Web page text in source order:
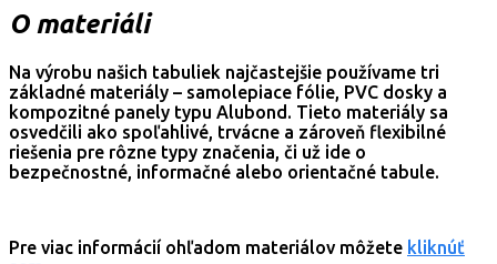
O materiáli
Na výrobu našich tabuliek najčastejšie používame tri
základné materiály – samolepiace fólie, PVC dosky a
kompozitné panely typu Alubond. Tieto materiály sa
osvedčili ako spoľahlivé, trvácne a zároveň flexibilné
riešenia pre rôzne typy značenia, či už ide o
bezpečnostné, informačné alebo orientačné tabule.
Pre viac informácií ohľadom materiálov môžete kliknúť